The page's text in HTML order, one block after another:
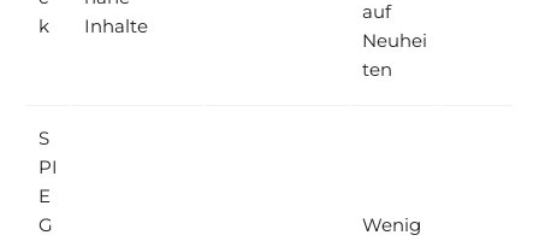
k
Inhalte
auf
Neuhei
ten
S
PI
E
G
Wenig